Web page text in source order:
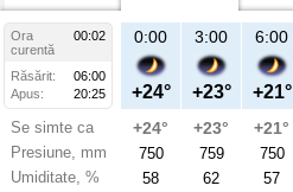
Ora
00:02
curentă
Răsărit:
06:00
Apus:
20:25
Se simte ca
Presiune, mm
Umiditate, %
21:00
+28°
+29°
756
53
Du
aug
0:00
+24°
+24°
750
58
3:00
+23°
+23°
759
62
6:00
+21°
+21°
750
57